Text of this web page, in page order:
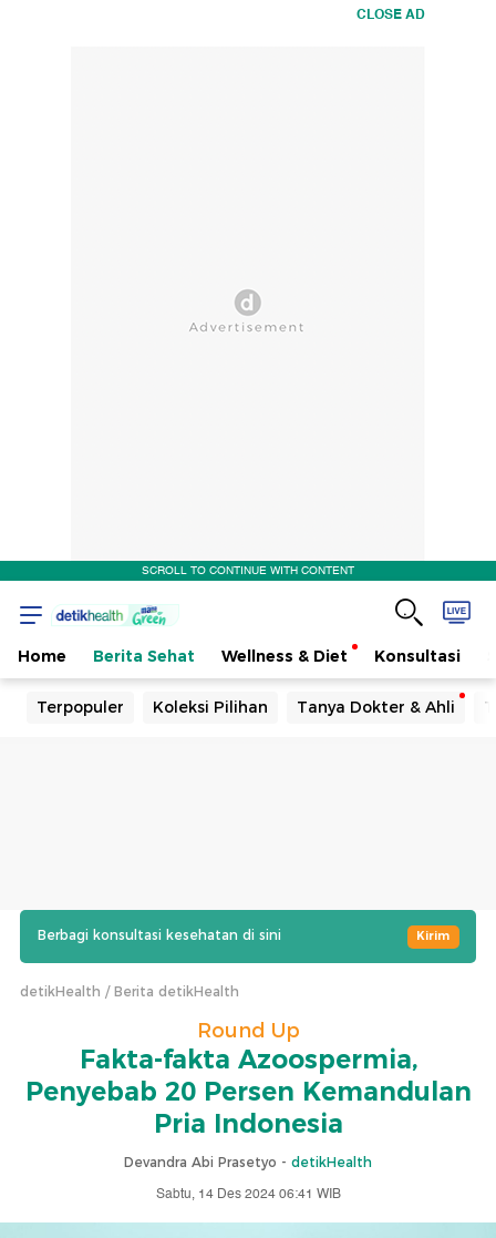
CLOSE AD
SCROLL TO CONTINUE WITH CONTENT
Home Berita Sehat Wellness & Diet Konsultasi
Terpopuler Koleksi Pilihan Tanya Dokter & Ahli
Berbagi konsultasi kesehatan di sini Kirim
detikHealth Berita detikHealth
Round Up
Fakta-fakta Azoospermia,
Penyebab 20 Persen Kemandulan
Pria Indonesia
Devandra Abi Prasetyo - detikHealth
Sabtu, 14 Des 2024 06:41 WIB